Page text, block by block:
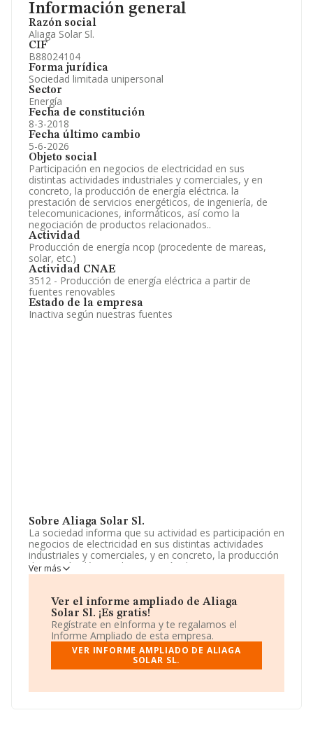
Información general
Razón social
Aliaga Solar Sl.
CIF
B88024104
Forma jurídica
Sociedad limitada unipersonal
Sector
Energía
Fecha de constitución
8-3-2018
Fecha último cambio
5-6-2026
Objeto social
Participación en negocios de electricidad en sus
distintas actividades industriales y comerciales, y en
concreto, la producción de energía eléctrica. la
prestación de servicios energéticos, de ingeniería, de
telecomunicaciones, informáticos, así como la
negociación de productos relacionados..
Actividad
Producción de energía ncop (procedente de mareas,
solar, etc.)
Actividad CNAE
3512 - Producción de energía eléctrica a partir de
fuentes renovables
Estado de la empresa
Inactiva según nuestras fuentes
Sobre Aliaga Solar Sl.
La sociedad informa que su actividad es participación en
negocios de electricidad en sus distintas actividades
industriales y comerciales, y en concreto, la producción
de energía eléctrica. la prestación de servicios
energéticos, de ingeniería, de telecomunicaciones,
relacionados. La empresa es una Sociedad Limitada. La
actividad de referencia CNAE corresponde a 'Transporte
de energía eléctrica', cuyo Código es 3512. La sociedad
no tiene actividad en mercados exteriores.
La compañía Aliaga Solar S.L, B88024104, tiene su
domicilio social establecido en Plaza Baix núm. 13 Piso
Alicante, Comunidad Valenciana.
Ver más
Ver el informe ampliado de Aliaga
Solar Sl. ¡Es gratis!
Regístrate en eInforma y te regalamos el
Informe Ampliado de esta empresa.
VER INFORME AMPLIADO DE ALIAGA
SOLAR SL.